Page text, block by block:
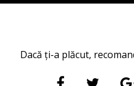
Dacă ți-a plăcut,